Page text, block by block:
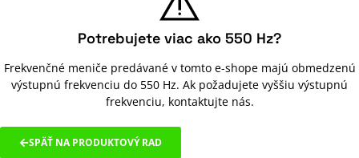
Potrebujete viac ako 550 Hz?
Frekvenčné meniče predávané v tomto e-shope majú obmedzenú
výstupnú frekvenciu do 550 Hz. Ak požadujete vyššiu výstupnú
frekvenciu, kontaktujte nás.
SPÄŤ NA PRODUKTOVÝ RAD